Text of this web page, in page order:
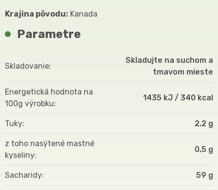
Krajina pôvodu: Kanada
Parametre
Skladovanie
Skladujte na suchom a
tmavom mieste
Energetická hodnota na
100g výrobku
1435 kJ / 340 kcal
Tuky 2,2 g
z toho nasýtené mastné
kyseliny
0,5 g
Sacharidy 59 g